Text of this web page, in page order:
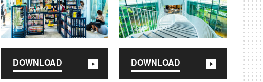
DOWNLOAD DOWNLOAD